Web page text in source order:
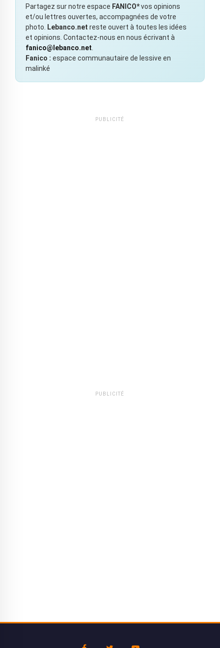
Partagez sur notre espace FANICO*vos opinions
et/ou lettres ouvertes, accompagnées de votre
photo.
Lebanco.net reste ouvert à toutes les idées
et opinions. Contactez-nous en nous écrivant à
fanico@lebanco.net
Fanico : espace communautaire de lessive en
malinké
PUBLICITÉ
PUBLICITÉ